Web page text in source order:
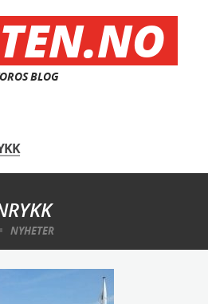
BLOG
NYHETER